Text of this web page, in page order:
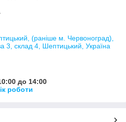
(раніше м. Червоноград),
3, склад 4, Шептицький, Україна
до 14:00
роботи